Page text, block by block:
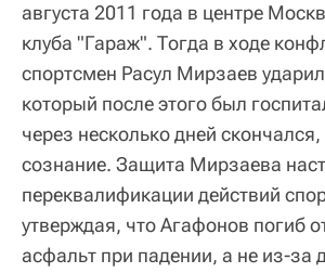
августа 2011 года в центре
клуба "Гараж". Тогда в ходе
спортсмен Расул Мирзаев
который после этого был
через несколько дней
сознание. Защита Мирзаева
переквалификации действий
утверждая, что Агафонов погиб
асфальт при падении, а не из-за